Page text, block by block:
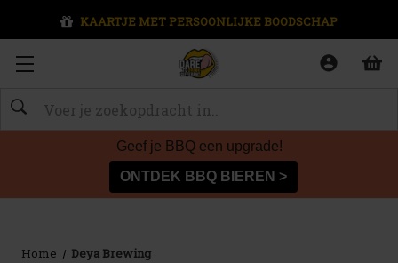
KAARTJE MET PERSOONLIJKE BOODSCHAP
Zoeken
Geef je BBQ een upgrade!
ONTDEK BBQ BIEREN >
Home Deya Brewing